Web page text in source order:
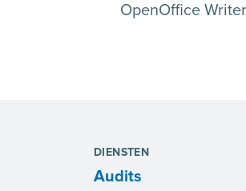
OpenOffice
DIENSTEN
Audits